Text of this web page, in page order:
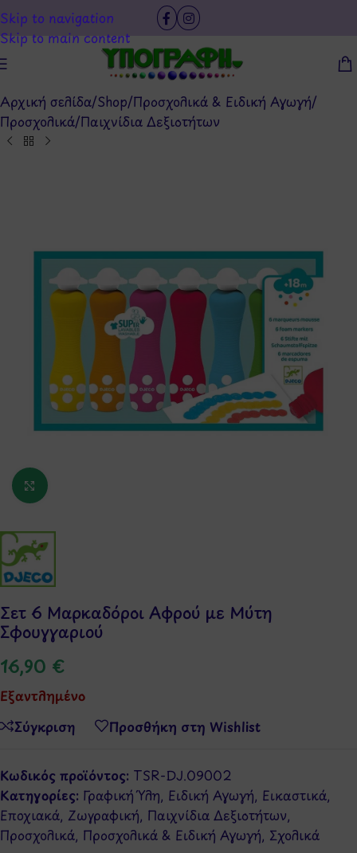
Skip to navigation
Skip to main content
Αρχική σελίδα/Shop/Προσχολικά & Ειδική Αγωγή/
Προσχολικά/Παιχνίδια Δεξιοτήτων
Κάντε κλικ για μεγέθυνση
Σετ 6 Μαρκαδόροι Αφρού με Μύτη
Σφουγγαριού
16,90 €
Εξαντλημένο
Σύγκριση
Προσθήκη στη Wishlist
Κωδικός προϊόντος: TSR-DJ.09002
Κατηγορίες: Γραφική Ύλη, Ειδική Αγωγή, Εικαστικά,
Εποχιακά, Ζωγραφική, Παιχνίδια Δεξιοτήτων,
Προσχολικά, Προσχολικά & Ειδική Αγωγή, Σχολικά